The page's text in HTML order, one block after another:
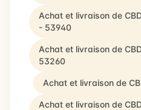
Achat et livraison de
- 53940
Achat et livraison de
53260
Achat et livraison de
Achat et livraison de